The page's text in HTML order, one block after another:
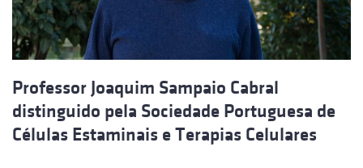
Professor Joaquim Sampaio Cabral
distinguido pela Sociedade Portuguesa de
Células Estaminais e Terapias Celulares